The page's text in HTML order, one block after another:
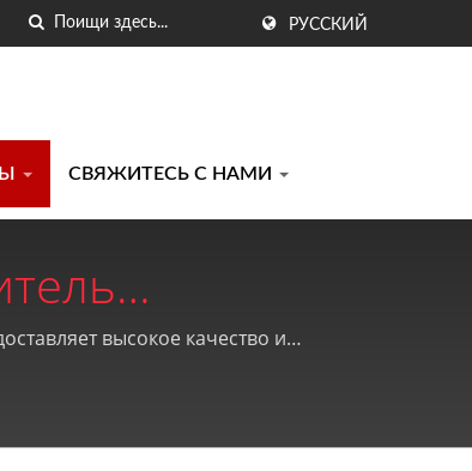
РУССКИЙ
СВЯЖИТЕСЬ С НАМИ
PE Продуктов
высокое качество и